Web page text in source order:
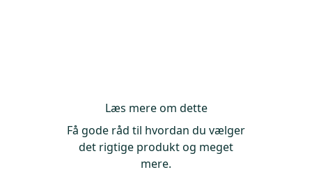
Læs mere om dette
Få gode råd til hvordan du vælger
det rigtige produkt og meget
mere.